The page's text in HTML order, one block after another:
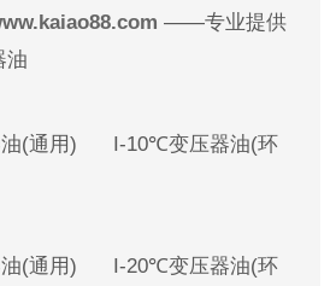
——专业提供
油
油(通用) I-10℃变压器油(环
油(通用) I-20℃变压器油(环